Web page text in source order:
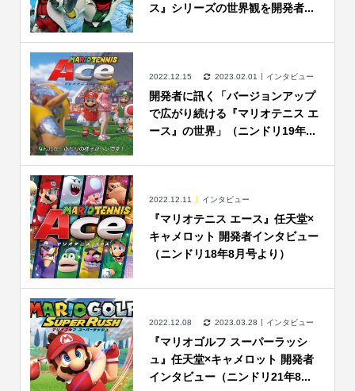
ス』シリーズの世界観を開発者...
2022.12.15 2023.02.01 インタビュー
開発者に訊く「バージョンアップ
で広がり続ける『マリオテニス エ
ース』の世界」（ニンドリ19年...
2022.12.11 インタビュー
『マリオテニス エース』任天堂×
キャメロット 開発者インタビュー
（ニンドリ18年8月号より）
2022.12.08 2023.03.28 インタビュー
『マリオゴルフ スーパーラッシ
ュ』任天堂×キャメロット 開発者
インタビュー（ニンドリ21年8...